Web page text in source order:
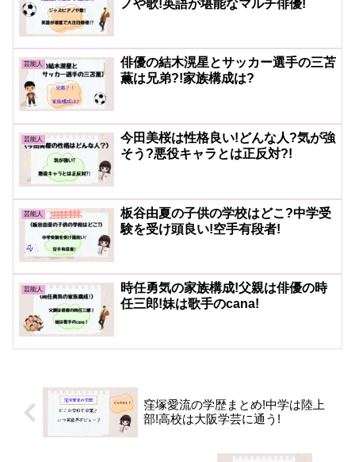
ノや歌!英語が堪能なマルチ俳優!
芸能人
俳優の結木滉星とサッカー選手の三苫
薫は兄弟?!家族構成は?
芸能人
今田美桜は性格良い!どんな人?気が強
そう?悪役キャラとは正反対?!
芸能人
板谷由夏の子供の学校はどこ?中学受
験を受け頭良い!空手有段者!
芸能人
時任勇気の家族構成!父親は俳優の時
任三郎!妹は歌手のcana!
窪塚愛流の学歴まとめ!中学は陸上
部!高校は大阪学芸に通う!